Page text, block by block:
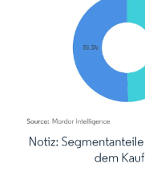
Bild © Mordor Intelligence.